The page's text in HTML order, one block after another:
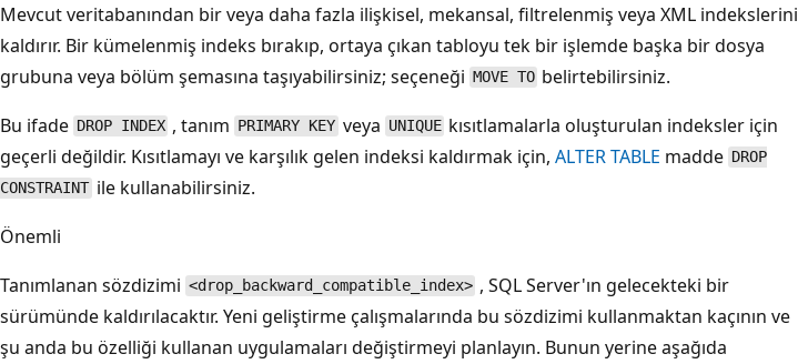
Mevcut veritabanından bir veya daha fazla ilişkisel, mekansal, filtrelenmiş veya XML indekslerini
kaldırır. Bir kümelenmiş indeks bırakıp, ortaya çıkan tabloyu tek bir işlemde başka bir dosya
grubuna veya bölüm şemasına taşıyabilirsiniz; seçeneği MOVE TO belirtebilirsiniz.
Bu ifade DROP INDEX , tanım PRIMARY KEY veya UNIQUE kısıtlamalarla oluşturulan indeksler için
geçerli değildir. Kısıtlamayı ve karşılık gelen indeksi kaldırmak için, ALTER TABLE madde DROP
CONSTRAINT ile kullanabilirsiniz.
Önemli
Tanımlanan sözdizimi <drop_backward_compatible_index> , SQL Server'ın gelecekteki bir
sürümünde kaldırılacaktır. Yeni geliştirme çalışmalarında bu sözdizimi kullanmaktan kaçının ve
şu anda bu özelliği kullanan uygulamaları değiştirmeyi planlayın. Bunun yerine aşağıda